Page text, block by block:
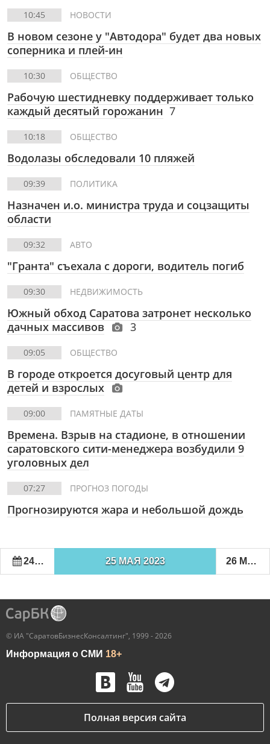
10:45 НОВОСТИ
В новом сезоне у "Автодора" будет два новых
соперника и плей-ин
10:30 ОБЩЕСТВО
Рабочую шестидневку поддерживает только
каждый десятый горожанин 7
10:18 ОБЩЕСТВО
Водолазы обследовали 10 пляжей
09:39 ПОЛИТИКА
Назначен и.о. министра труда и соцзащиты
области
09:32 АВТО
"Гранта" съехала с дороги, водитель погиб
09:30 НЕДВИЖИМОСТЬ
Южный обход Саратова затронет несколько
дачных массивов
3
09:05 ОБЩЕСТВО
В городе откроется досуговый центр для
детей и взрослых
09:00 ПАМЯТНЫЕ ДАТЫ
Времена. Взрыв на стадионе, в отношении
саратовского сити-менеджера возбудили 9
уголовных дел
07:27 ПРОГНОЗ ПОГОДЫ
Прогнозируются жара и небольшой дождь
24 МАЯ 2023 25 МАЯ 2023 26 МАЯ 2023
© ИА "СаратовБизнесКонсалтинг", 1999 - 2026
Информация о СМИ 18+
Полная версия сайта